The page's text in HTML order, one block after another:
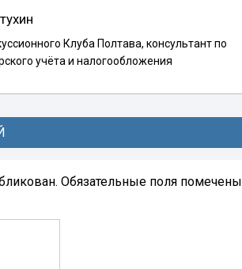
Клуба Полтава, консультант по
учёта и налогообложения
Обязательные поля помечены